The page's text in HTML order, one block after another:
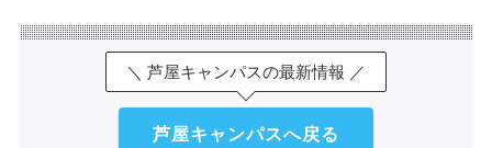
＼ 芦屋キャンパスの最新情報 ／
芦屋キャンパスへ戻る